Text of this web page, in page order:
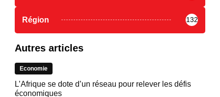
Région 132
Autres articles
Economie
L’Afrique se dote d’un réseau pour relever les défis
économiques